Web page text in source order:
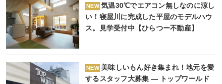
NEW 気温30℃でエアコン無しなのに涼し
い！寝屋川に完成した平屋のモデルハウ
ス。見学受付中【ひらつー不動産】
NEW 美味しいもん好き集まれ！地元を愛
するスタッフ大募集 ― トップワールド